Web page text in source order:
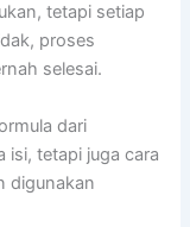
tetapi setiap
proses
selesai.
dari
isi, tetapi juga cara
digunakan